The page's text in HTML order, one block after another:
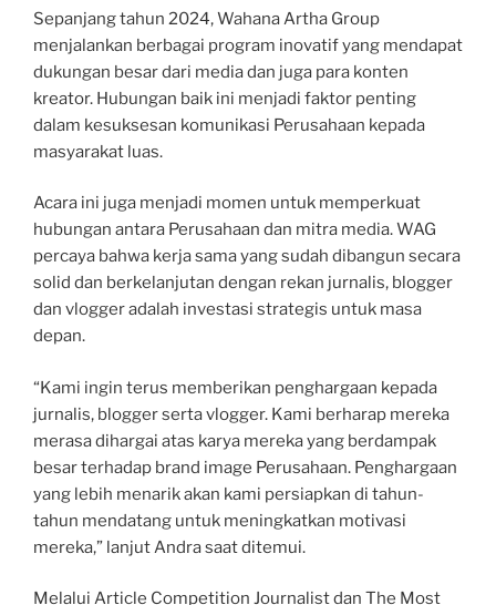
Sepanjang tahun 2024, Wahana Artha Group
menjalankan berbagai program inovatif yang mendapat
dukungan besar dari media dan juga para konten
kreator. Hubungan baik ini menjadi faktor penting
dalam kesuksesan komunikasi Perusahaan kepada
masyarakat luas.
Acara ini juga menjadi momen untuk memperkuat
hubungan antara Perusahaan dan mitra media. WAG
percaya bahwa kerja sama yang sudah dibangun secara
solid dan berkelanjutan dengan rekan jurnalis, blogger
dan vlogger adalah investasi strategis untuk masa
depan.
“Kami ingin terus memberikan penghargaan kepada
jurnalis, blogger serta vlogger. Kami berharap mereka
merasa dihargai atas karya mereka yang berdampak
besar terhadap brand image Perusahaan. Penghargaan
yang lebih menarik akan kami persiapkan di tahun-
tahun mendatang untuk meningkatkan motivasi
mereka,” lanjut Andra saat ditemui.
Melalui Article Competition Journalist dan The Most